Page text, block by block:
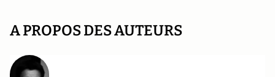
A PROPOS DES AUTEURS